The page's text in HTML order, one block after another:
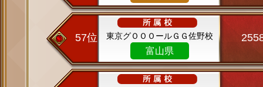
57位 東京グＯＯＯールＧＧ佐野校
富山県